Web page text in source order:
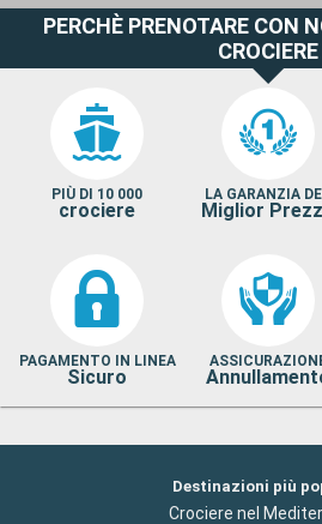
PERCHÈ PRENOTARE CON
CROCIERE
PIÙ DI 10 000
crociere
LA GARANZIA
Miglior
PAGAMENTO IN LINEA
Sicuro
Destinazioni più
Crociere nel